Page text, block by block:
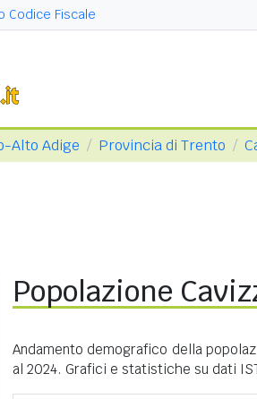
Codice Fiscale
Alto Adige Provincia di Trento
Popolazione
Andamento demografico della
al 2024. Grafici e statistiche su dati